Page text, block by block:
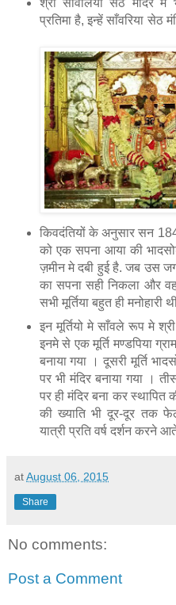
श्री सांवलिया सेठ मंदिर
प्रतिमा है, इन्हें साँवरिया सेठ
किवदंतियों के अनुसार सन
को एक सपना आया की
ज़मीन मे दबी हुई है. जब उस
का सपना सही निकला और
सभी मूर्तिया बहुत ही मनोहारी
इन मूर्तियो मे साँवले रूप मे
इनमे से एक मूर्ति मण्डपिया
बनाया गया । दूसरी मूर्ति
पर भी मंदिर बनाया गया ।
पर ही मंदिर बना कर स्थापित
की ख्याति भी दूर-दूर तक
यात्री प्रति वर्ष दर्शन करने
atAugust 06, 2015
Share
No comments:
Post a Comment